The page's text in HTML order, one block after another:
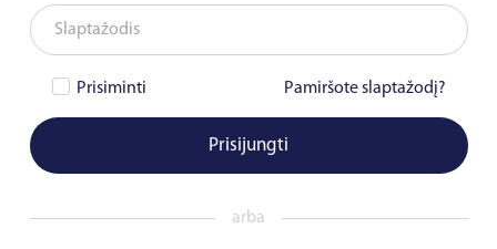
Slaptažodis
Prisiminti Pamiršote slaptažodį?
Prisijungti
arba